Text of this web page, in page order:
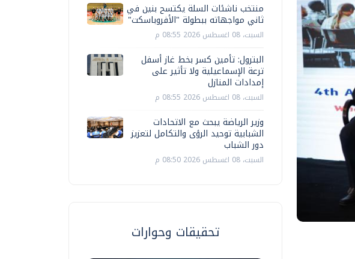
منتخب ناشئات السلة يكتسح بنين في
ثاني مواجهاته ببطولة "الأفروباسكت"
السبت، 08 اغسطس 2026 08:55 م
البترول: تأمين كسر بخط غاز أسفل
ترعة الإسماعيلية ولا تأثير على
إمدادات المنازل
السبت، 08 اغسطس 2026 08:55 م
وزير الرياضة يبحث مع الاتحادات
الشبابية توحيد الرؤى والتكامل لتعزيز
دور الشباب
السبت، 08 اغسطس 2026 08:50 م
تحقيقات وحوارات